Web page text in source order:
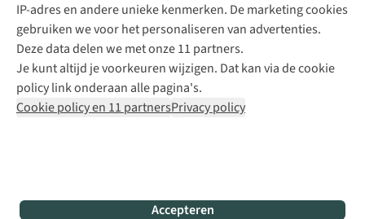
IP-adres en andere unieke kenmerken. De marketing cookies
gebruiken we voor het personaliseren van advertenties.
Deze data delen we met onze 11 partners.
Je kunt altijd je voorkeuren wijzigen. Dat kan via de cookie
policy link onderaan alle pagina's.
Cookie policy en 11 partnersPrivacy policy
Accepteren
Bever